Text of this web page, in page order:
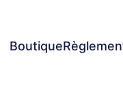
Boutique